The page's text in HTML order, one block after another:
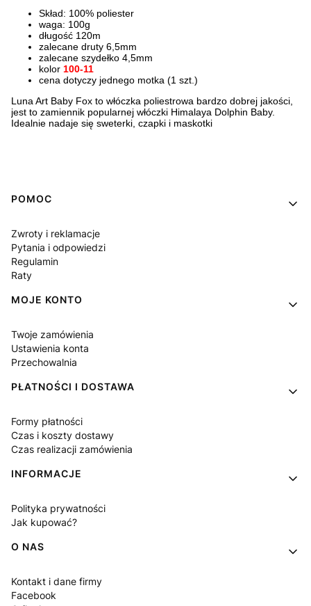
Skład: 100% poliester
waga: 100g
długość 120m
zalecane druty 6,5mm
zalecane szydełko 4,5mm
kolor 100-11
cena dotyczy jednego motka (1 szt.)
Luna Art Baby Fox to włóczka poliestrowa bardzo dobrej jakości,
jest to zamiennik popularnej włóczki Himalaya Dolphin Baby.
Idealnie nadaje się sweterki, czapki i maskotki
Linki w stopce
POMOC
Zwroty i reklamacje
Pytania i odpowiedzi
Regulamin
Raty
MOJE KONTO
Twoje zamówienia
Ustawienia konta
Przechowalnia
PŁATNOŚCI I DOSTAWA
Formy płatności
Czas i koszty dostawy
Czas realizacji zamówienia
INFORMACJE
Polityka prywatności
Jak kupować?
O NAS
Kontakt i dane firmy
Facebook